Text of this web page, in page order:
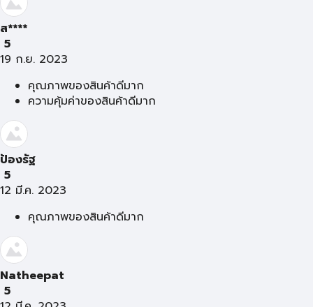
ส****
5
19 ก.ย. 2023
คุณภาพของสินค้าดีมาก
ความคุ้มค่าของสินค้าดีมาก
ป้องรัฐ
5
12 มี.ค. 2023
คุณภาพของสินค้าดีมาก
Natheepat
5